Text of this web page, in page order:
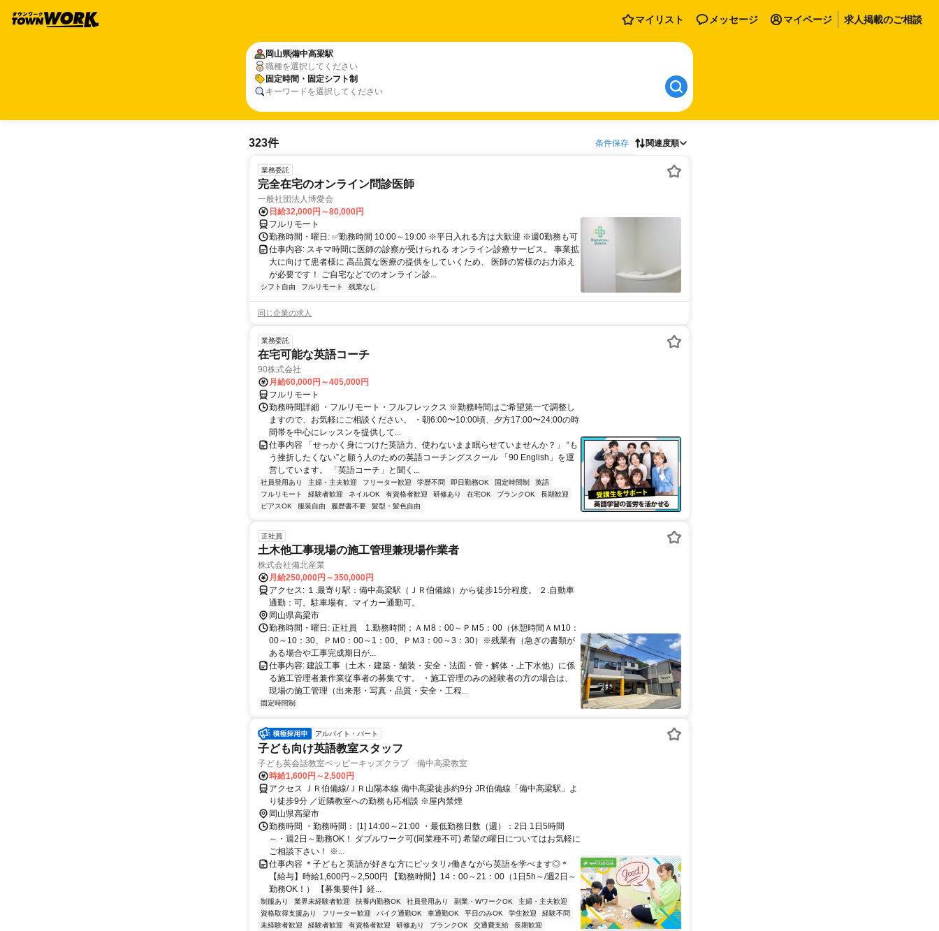
マイリスト メッセージ マイページ 求人掲載のご相談
岡山県備中高梁駅
職種を選択してください
固定時間・固定シフト制
キーワードを選択してください
323件 条件保存 関連度順
業務委託
完全在宅のオンライン問診医師
一般社団法人博愛会
日給32,000円～80,000円
フルリモート
勤務時間・曜日: ✅勤務時間 10:00～19:00 ※平日入れる方は大歓迎 ※週0勤務も可
仕事内容: スキマ時間に医師の診察が受けられる オンライン診療サービス。 事業拡
大に向けて患者様に 高品質な医療の提供をしていくため、 医師の皆様のお力添え
が必要です！ ご自宅などでのオンライン診...
シフト自由 フルリモート 残業なし
同じ企業の求人
業務委託
在宅可能な英語コーチ
90株式会社
月給60,000円～405,000円
フルリモート
勤務時間詳細 ・フルリモート・フルフレックス ※勤務時間はご希望第一で調整し
ますので、お気軽にご相談ください。 ・朝6:00〜10:00頃、夕方17:00〜24:00の時
間帯を中心にレッスンを提供して...
仕事内容 「せっかく身につけた英語力、使わないまま眠らせていませんか？」 “も
う挫折したくない”と願う人のための英語コーチングスクール 「90 English」を運
営しています。 「英語コーチ」と聞く...
社員登用あり 主婦・主夫歓迎 フリーター歓迎 学歴不問 即日勤務OK 固定時間制
英語
フルリモート
経験者歓迎 ネイルOK 有資格者歓迎 研修あり 在宅OK ブランクOK
長期歓迎
ピアスOK
服装自由 履歴書不要 髪型・髪色自由
正社員
土木他工事現場の施工管理兼現場作業者
株式会社備北産業
月給250,000円～350,000円
アクセス: １.最寄り駅：備中高梁駅（ＪＲ伯備線）から徒歩15分程度。 ２.自動車
通勤：可。駐車場有。マイカー通勤可。
岡山県高梁市
勤務時間・曜日: 正社員 1.勤務時間；ＡＭ8：00～ＰＭ5：00（休憩時間ＡＭ10：
00～10：30、ＰＭ0：00～1：00、ＰＭ3：00～3：30）※残業有（急ぎの書類が
ある場合や工事完成期日が...
仕事内容: 建設工事（土木・建築・舗装・安全・法面・管・解体・上下水他）に係
る施工管理者兼作業従事者の募集です。 ・施工管理のみの経験者の方の場合は、
現場の施工管理（出来形・写真・品質・安全・工程...
固定時間制
アルバイト・パート
子ども向け英語教室スタッフ
子ども英会話教室ペッピーキッズクラブ 備中高梁教室
時給1,600円～2,500円
アクセス ＪＲ伯備線/ＪＲ山陽本線 備中高梁徒歩約9分 JR伯備線「備中高梁駅」よ
り徒歩9分 ／近隣教室への勤務も応相談 ※屋内禁煙
岡山県高梁市
勤務時間 ・勤務時間： [1] 14:00～21:00 ・最低勤務日数（週）：2日 1日5時間
～・週2日～勤務OK！ ダブルワーク可(同業種不可) 希望の曜日についてはお気軽に
ご相談下さい！ ※...
仕事内容 ＊子どもと英語が好きな方にピッタリ♪働きながら英語を学べます◎＊
【給与】時給1,600円～2,500円 【勤務時間】14：00～21：00（1日5h～/週2日～
勤務OK！） 【募集要件】経...
制服あり 業界未経験者歓迎 扶養内勤務OK 社員登用あり 副業・WワークOK
主婦・主夫歓迎
資格取得支援あり
フリーター歓迎 バイク通勤OK 車通勤OK 平日のみOK 学生歓迎
経験不問
未経験者歓迎
経験者歓迎 有資格者歓迎 研修あり ブランクOK 交通費支給 長期歓迎